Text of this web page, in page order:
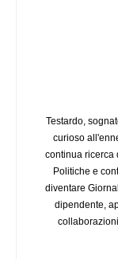
Testardo,
curioso
continua ricerca
Politiche e
diventare
dipendente,